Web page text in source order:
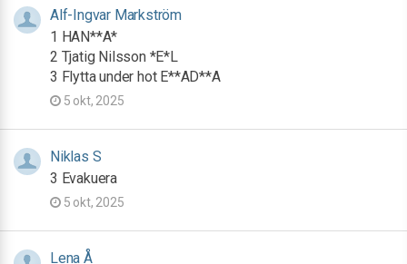
Alf-Ingvar Markström
1 HAN**A*
2 Tjatig Nilsson *E*L
3 Flytta under hot E**AD**A
5 okt, 2025
Niklas S
3 Evakuera
5 okt, 2025
Lena Å